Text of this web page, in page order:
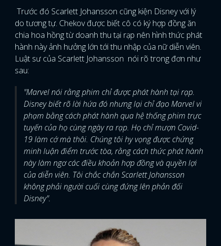
Trước đó Scarlett Johansson cũng kiện Disney với lý
do tương tự. Chekov được biết cô có ký hợp đồng ăn
chia hoa hồng từ doanh thu tại rạp nên hình thức phát
hành này ảnh hưởng lớn tới thu nhập của nữ diễn viên.
Luật sư của Scarlett Johansson nói rõ trong đơn như
sau:
"Marvel nói rằng phim chỉ được phát hành tại rạp.
Disney biết rõ lời hứa đó nhưng lại chỉ đạo Marvel vi
phạm bằng cách phát hành qua hệ thống phim trực
tuyến của họ cùng ngày ra rạp. Họ chỉ mượn Covid-
19 làm cớ mà thôi. Chúng tôi hy vọng được chứng
minh luận điểm trước tòa, rằng cách thức phát hành
này làm ngơ các điều khoản hợp đồng và quyền lợi
của diễn viên. Tôi chắc chắn Scarlett Johansson
không phải người cuối cùng đứng lên phản đối
Disney".